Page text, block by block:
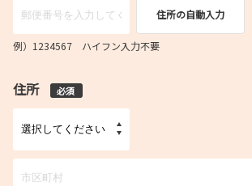
住所の自動入力
例）1234567 ハイフン入力不要
住所 必須